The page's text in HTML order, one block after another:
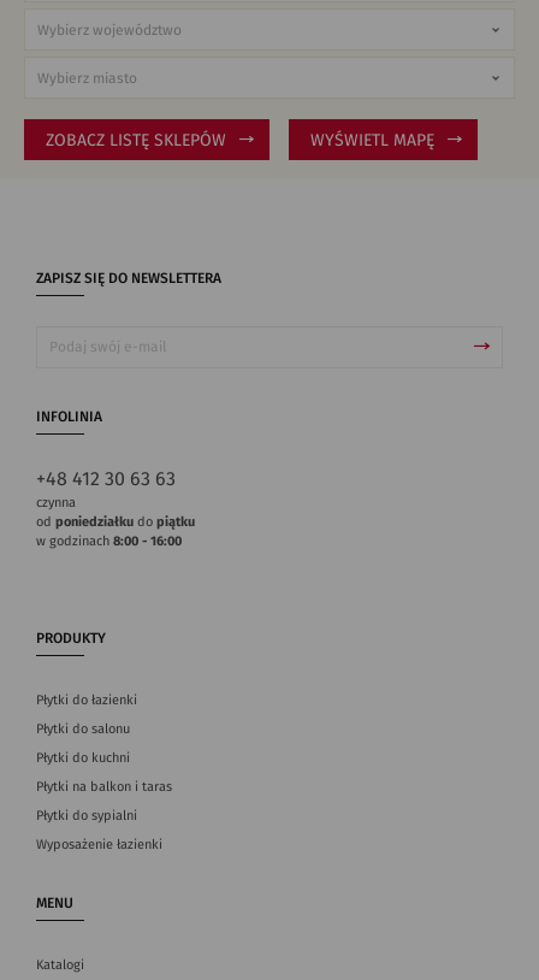
ZOBACZ LISTĘ SKLEPÓW WYŚWIETL MAPĘ
ZAPISZ SIĘ DO NEWSLETTERA
INFOLINIA
+48 412 30 63 63
czynna
od poniedziałku do piątku
w godzinach 8:00 - 16:00
PRODUKTY
Płytki do łazienki
Płytki do salonu
Płytki do kuchni
Płytki na balkon i taras
Płytki do sypialni
Wyposażenie łazienki
MENU
Katalogi